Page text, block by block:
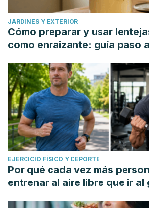
JARDINES Y EXTERIOR
Cómo preparar y usar
como enraizante: guía paso
EJERCICIO FÍSICO Y DEPORTE
Por qué cada vez más
entrenar al aire libre que ir al